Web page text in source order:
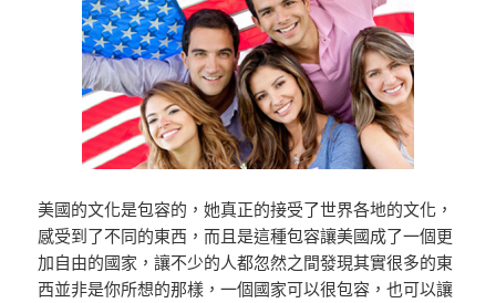
美國的文化是包容的，她真正的接受了世界各地的文化，
感受到了不同的東西，而且是這種包容讓美國成了一個更
加自由的國家，讓不少的人都忽然之間發現其實很多的東
西並非是你所想的那樣，一個國家可以很包容，也可以讓